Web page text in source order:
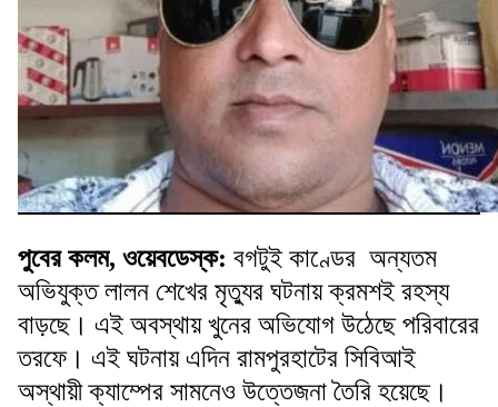
পুবের কলম, ওয়েবডেস্ক: বগটুই কাণ্ডের অন্যতম
অভিযুক্ত লালন শেখের মৃত্যুর ঘটনায় ক্রমশই রহস্য
বাড়ছে। এই অবস্থায় খুনের অভিযোগ উঠেছে পরিবারের
তরফে। এই ঘটনায় এদিন রামপুরহাটের সিবিআই
অস্থায়ী ক্যাম্পের সামনেও উত্তেজনা তৈরি হয়েছে।